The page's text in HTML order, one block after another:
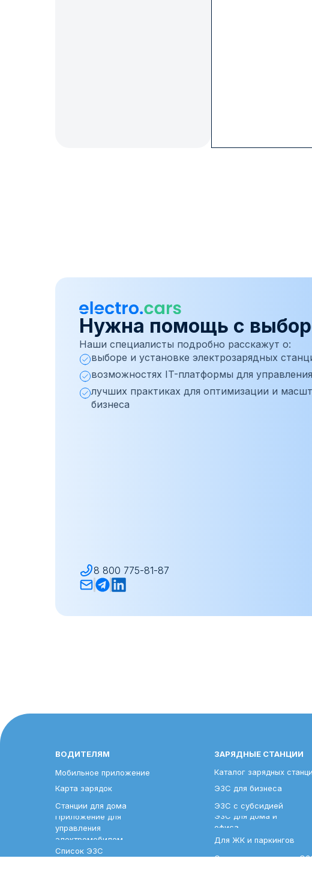
Нужна помощь с
Наши специалисты подробно расскажут о:
выборе и установке электрозарядных
возможностях IT-платформы для
лучших практиках для оптимизации и
бизнеса
8 800 775-81-87
Мобильное приложение
Карта зарядок
Список ЭЗС
Станции для дома
Приложение для
управления
электромобилем
ЭЗС для дома и
офиса
ЭЗС с субсидией
ЭЗС для бизнеса
Каталог зарядных
Система управления
ВОДИТЕЛЯМ ЗАРЯДНЫЕ СТАНЦИИ
Для ЖК и паркингов